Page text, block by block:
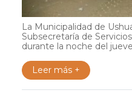
La Municipalidad de
Subsecretaría de
durante la noche del
Leer más +